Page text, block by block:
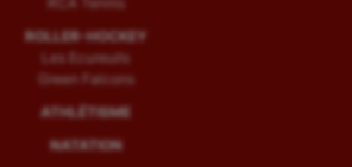
ROLLER-HOCKEY
Les Ecureuils
Green Falcons
ATHLÉTISME
NATATION